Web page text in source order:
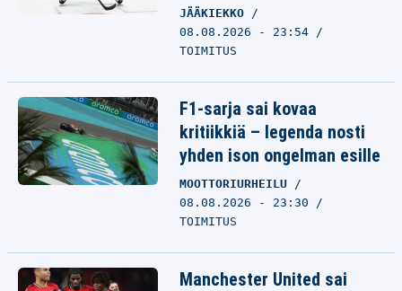
JÄÄKIEKKO
08.08.2026 - 23:54
TOIMITUS
F1-sarja sai kovaa
kritiikkiä – legenda nosti
yhden ison ongelman esille
MOOTTORIURHEILU
08.08.2026 - 23:30
TOIMITUS
Manchester United sai